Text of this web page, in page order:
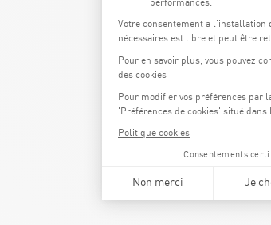
AQUA-JUMP